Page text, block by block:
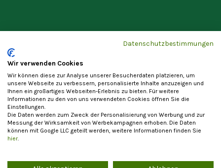
Datenschutzerklärung
Cookie-Einstellungen
Allgemeine Nutzungsbedingungen
Impressum
Vertrag widerrufen
Datenschutzbestimmungen
Wir verwenden Cookies
Wir können diese zur Analyse unserer Besucherdaten platzieren, um
unsere Webseite zu verbessern, personalisierte Inhalte anzuzeigen und
Ihnen ein großartiges Webseiten-Erlebnis zu bieten. Für weitere
Informationen zu den von uns verwendeten Cookies öffnen Sie die
Einstellungen.
Die Daten werden zum Zweck der Personalisierung von Werbung und zur
Messung der Wirksamkeit von Werbekampagnen erhoben. Die Daten
können mit Google LLC geteilt werden, weitere Informationen finden Sie
hier.